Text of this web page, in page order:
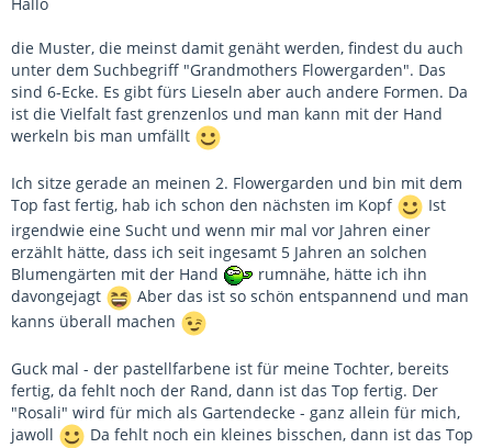
die Muster, die meinst damit genäht werden, findest du auch
unter dem Suchbegriff "Grandmothers Flowergarden". Das
sind 6-Ecke. Es gibt fürs Lieseln aber auch andere Formen. Da
ist die Vielfalt fast grenzenlos und man kann mit der Hand
werkeln bis man umfällt
Ich sitze gerade an meinen 2. Flowergarden und bin mit dem
Top fast fertig, hab ich schon den nächsten im Kopf
Ist
irgendwie eine Sucht und wenn mir mal vor Jahren einer
erzählt hätte, dass ich seit ingesamt 5 Jahren an solchen
Blumengärten mit der Hand
rumnähe, hätte ich ihn
davongejagt
Aber das ist so schön entspannend und man
kanns überall machen
Guck mal - der pastellfarbene ist für meine Tochter, bereits
fertig, da fehlt noch der Rand, dann ist das Top fertig. Der
"Rosali" wird für mich als Gartendecke - ganz allein für mich,
jawoll
Da fehlt noch ein kleines bisschen, dann ist das Top